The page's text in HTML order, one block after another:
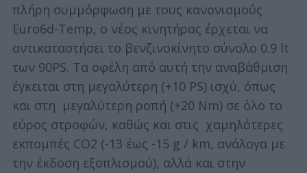
πλήρη συμμόρφωση με τους κανονισμούς
Euro6d-Temp, ο νέος κινητήρας έρχεται να
αντικαταστήσει το βενζινοκίνητο σύνολο 0.9 lt
των 90PS. Τα οφέλη από αυτή την αναβάθμιση
έγκειται στη μεγαλύτερη (+10 PS) ισχύ, όπως
και στη μεγαλύτερη ροπή (+20 Nm) σε όλο το
εύρος στροφών, καθώς και στις χαμηλότερες
εκπομπές CO2 (-13 έως -15 g / km, ανάλογα με
την έκδοση εξοπλισμού), αλλά και στην